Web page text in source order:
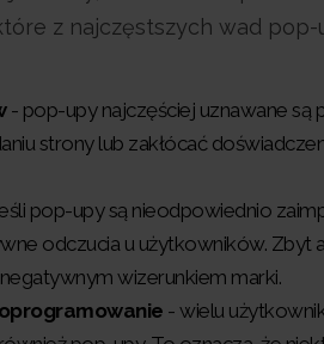
z najczęstszych wad pop-
- pop-upy najczęściej uznawane są
strony lub zakłócać
pop-upy są nieodpowiednio
odczucia u użytkowników.
wizerunkiem marki.
- wielu